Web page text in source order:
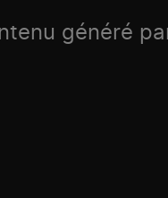
généré